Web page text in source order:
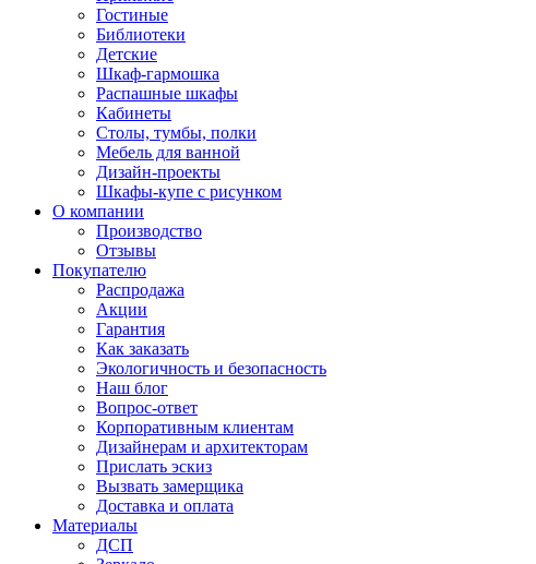
Гостиные
Библиотеки
Детские
Шкаф-гармошка
Распашные шкафы
Кабинеты
Столы, тумбы, полки
Мебель для ванной
Дизайн-проекты
Шкафы-купе с рисунком
О компании
Производство
Отзывы
Покупателю
Распродажа
Акции
Гарантия
Как заказать
Экологичность и безопасность
Наш блог
Вопрос-ответ
Корпоративным клиентам
Дизайнерам и архитекторам
Прислать эскиз
Вызвать замерщика
Доставка и оплата
Материалы
ДСП